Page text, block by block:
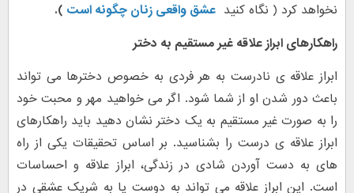
نخواهد کرد ( نگاه کنید عشق واقعی زنان چگونه است ).
راهکارهای ابراز علاقه غیر مستقیم به دختر
ابراز علاقه ی نادرست به هر فردی به خصوص دخترها می تواند
باعث دور شدن او از شما شود. اگر می خواهید مهر و محبت خود
را به صورت غیر مستقیم به یک دختر نشان دهید باید راهکارهای
ابراز علاقه ی درست را بشناسید. بر اساس تحقیقات یکی از راه
های به دست آوردن شادی در زندگی، ابراز علاقه و احساسات
است. این ابراز علاقه می تواند به دوست یا به شریک عشقی در